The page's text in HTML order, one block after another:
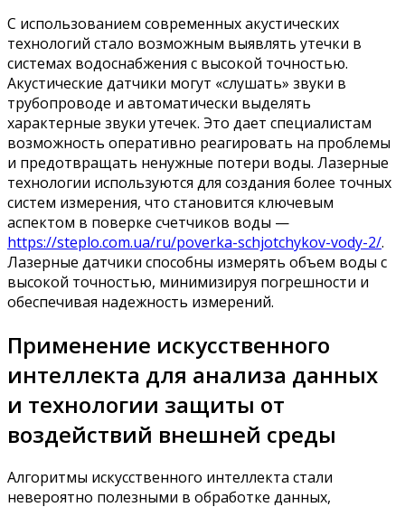
С использованием современных акустических
технологий стало возможным выявлять утечки в
системах водоснабжения с высокой точностью.
Акустические датчики могут «слушать» звуки в
трубопроводе и автоматически выделять
характерные звуки утечек. Это дает специалистам
возможность оперативно реагировать на проблемы
и предотвращать ненужные потери воды. Лазерные
технологии используются для создания более точных
систем измерения, что становится ключевым
аспектом в поверке счетчиков воды —
https://steplo.com.ua/ru/poverka-schjotchykov-vody-2/.
Лазерные датчики способны измерять объем воды с
высокой точностью, минимизируя погрешности и
обеспечивая надежность измерений.
Применение искусственного
интеллекта для анализа данных
и технологии защиты от
воздействий внешней среды
Алгоритмы искусственного интеллекта стали
невероятно полезными в обработке данных,